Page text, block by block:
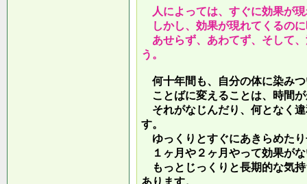
人によっては、すぐに効果が
しかし、効果が現れてくるの
あせらず、あわてず、そして
う。
何十年間も、自分の体に染み
ことばに変えることは、時間
それがなじんだり、何となく
す。
ゆっくりとすぐにあきらめた
１ヶ月や２ヶ月やって効果が
もっとじっくりと長期的な気
あります。